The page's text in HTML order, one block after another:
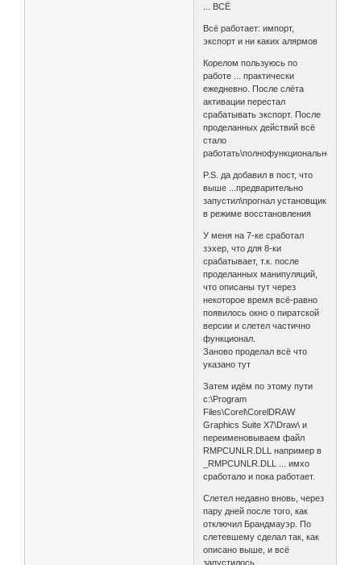
... ВСЁ
Всё работает: импорт,
экспорт и ни каких алярмов
Корелом пользуюсь по
работе ... практически
ежедневно. После слёта
активации перестал
срабатывать экспорт. После
проделанных действий всё
стало
работать\полнофункционально
P.S. да добавил в пост, что
выше ...предварительно
запустил\прогнал установщик
в режиме восстановления
У меня на 7-ке сработал
зэхер, что для 8-ки
срабатывает, т.к. после
проделанных манипуляций,
что описаны тут через
некоторое время всё-равно
появилось окно о пиратской
версии и слетел частично
функционал.
Заново проделал всё что
указано тут
Затем идём по этому пути
c:\Program
Files\Corel\CorelDRAW
Graphics Suite X7\Draw\ и
переименовываем файл
RMPCUNLR.DLL например в
_RMPCUNLR.DLL ... имхо
сработало и пока работает.
Слетел недавно вновь, через
пару дней после того, как
отключил Брандмауэр. По
слетевшему сделал так, как
описано выше, и всё
запустилось.